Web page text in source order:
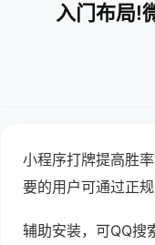
入门布局!
小程序打牌提高胜
要的用户可通过正规
辅助安装，可QQ